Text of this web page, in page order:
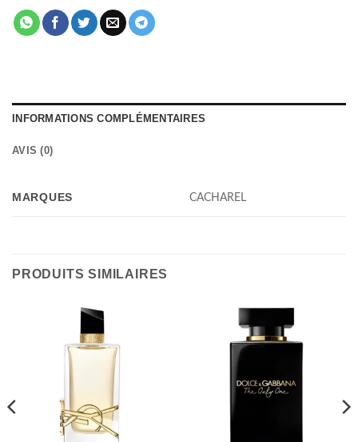
INFORMATIONS COMPLÉMENTAIRES
AVIS (0)
MARQUES CACHAREL
PRODUITS SIMILAIRES